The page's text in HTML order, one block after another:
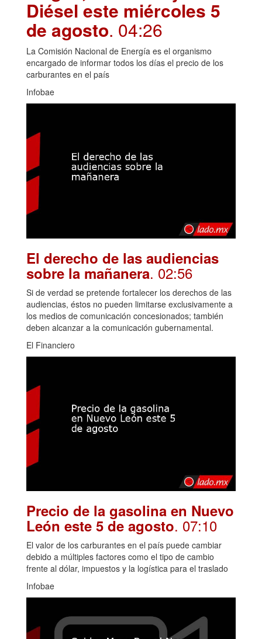
Diésel este miércoles 5
de agosto. 04:26
La Comisión Nacional de Energía es el organismo
encargado de informar todos los días el precio de los
carburantes en el país
Infobae
El derecho de las audiencias
sobre la mañanera. 02:56
Si de verdad se pretende fortalecer los derechos de las
audiencias, éstos no pueden limitarse exclusivamente a
los medios de comunicación concesionados; también
deben alcanzar a la comunicación gubernamental.
El Financiero
Precio de la gasolina en Nuevo
León este 5 de agosto. 07:10
El valor de los carburantes en el país puede cambiar
debido a múltiples factores como el tipo de cambio
frente al dólar, impuestos y la logística para el traslado
Infobae